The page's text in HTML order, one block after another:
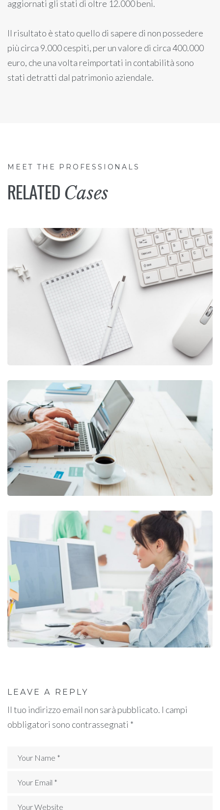
aggiornati gli stati di oltre 12.000 beni.
Il risultato è stato quello di sapere di non possedere
più circa 9.000 cespiti, per un valore di circa 400.000
euro, che una volta reimportati in contabilità sono
stati detratti dal patrimonio aziendale.
MEET THE PROFESSIONALS
RELATED Cases
LEAVE A REPLY
Il tuo indirizzo email non sarà pubblicato. I campi
obbligatori sono contrassegnati *